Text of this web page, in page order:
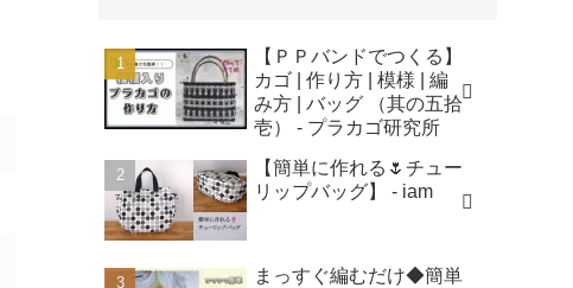
【ＰＰバンドでつくる】
カゴ | 作り方 | 模様 | 編
み方 | バッグ （其の五拾
壱） - プラカゴ研究所
【簡単に作れる🌷チュー
リップバッグ】 - iam
まっすぐ編むだけ◆簡単